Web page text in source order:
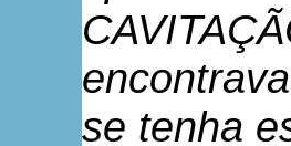
se tenha